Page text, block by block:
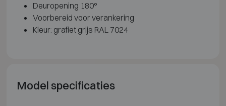
Deuropening 180°
Voorbereid voor verankering
Kleur: grafiet grijs RAL 7024
Model specificaties